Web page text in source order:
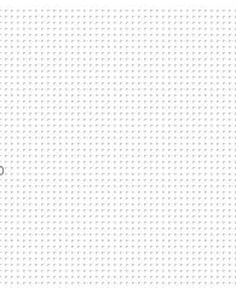
MAIL